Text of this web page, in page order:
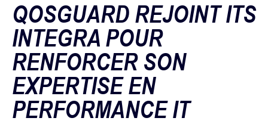
QOSGUARD REJOINT ITS
INTEGRA POUR
RENFORCER SON
EXPERTISE EN
PERFORMANCE IT